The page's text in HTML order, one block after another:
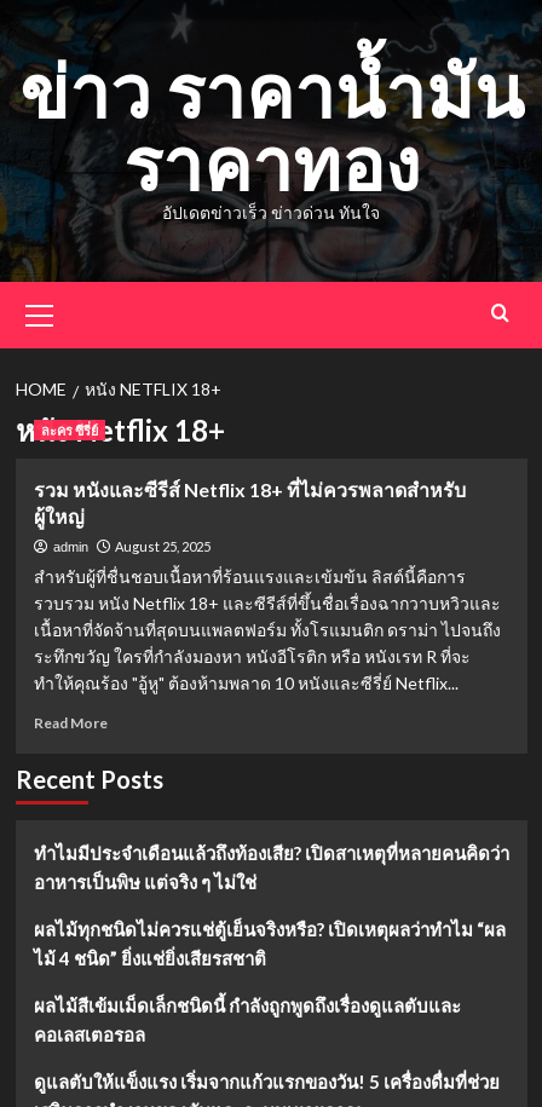
to
content
ข่าว ราคาน้ำมัน
ราคาทอง
อัปเดตข่าวเร็ว ข่าวด่วน ทันใจ
Menu
HOME หนัง NETFLIX 18+
หนัง Netflix 18+
ละคร ซีรี่ย์
รวม หนังและซีรีส์ Netflix 18+ ที่ไม่ควรพลาดสำหรับ
ผู้ใหญ่
admin August 25, 2025
สำหรับผู้ที่ชื่นชอบเนื้อหาที่ร้อนแรงและเข้มข้น ลิสต์นี้คือการ
รวบรวม หนัง Netflix 18+ และซีรีส์ที่ขึ้นชื่อเรื่องฉากวาบหวิวและ
เนื้อหาที่จัดจ้านที่สุดบนแพลตฟอร์ม ทั้งโรแมนติก ดราม่า ไปจนถึง
ระทึกขวัญ ใครที่กำลังมองหา หนังอีโรติก หรือ หนังเรท R ที่จะ
ทำให้คุณร้อง "อู้หู" ต้องห้ามพลาด 10 หนังและซีรี่ย์ Netflix...
Read MoreRead
รวม
ซี
รีส์
18+
ที่
ควร
พลาด
สำหรับ
Recent Posts
ทำไมมีประจำเดือนแล้วถึงท้องเสีย? เปิดสาเหตุที่หลายคนคิดว่า
อาหารเป็นพิษ แต่จริง ๆ ไม่ใช่
ผลไม้ทุกชนิดไม่ควรแช่ตู้เย็นจริงหรือ? เปิดเหตุผลว่าทำไม “ผล
ไม้ 4 ชนิด” ยิ่งแช่ยิ่งเสียรสชาติ
ผลไม้สีเข้มเม็ดเล็กชนิดนี้ กำลังถูกพูดถึงเรื่องดูแลตับและ
คอเลสเตอรอล
ดูแลตับให้แข็งแรง เริ่มจากแก้วแรกของวัน! 5 เครื่องดื่มที่ช่วย